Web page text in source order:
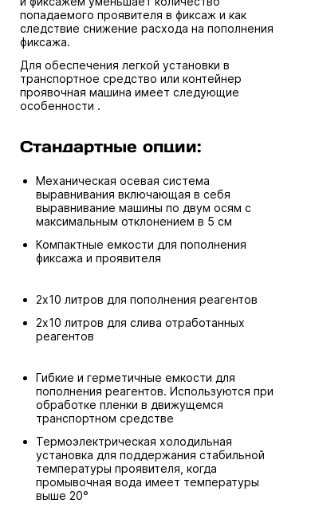
попадаемого проявителя в фиксаж и как
следствие снижение расхода на пополнения
фиксажа.
Для обеспечения легкой установки в
транспортное средство или контейнер
проявочная машина имеет следующие
особенности .
Стандартные опции:
Механическая осевая система
выравнивания включающая в себя
выравнивание машины по двум осям с
максимальным отклонением в 5 см
Компактные емкости для пополнения
фиксажа и проявителя
2х10 литров для пополнения реагентов
2х10 литров для слива отработанных
реагентов
Гибкие и герметичные емкости для
пополнения реагентов. Используются при
обработке пленки в движущемся
транспортном средстве
Термоэлектрическая холодильная
установка для поддержания стабильной
температуры проявителя, когда
промывочная вода имеет температуры
выше 20°